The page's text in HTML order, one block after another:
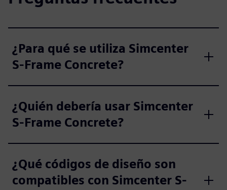
¿Para qué se utiliza Simcenter
S-Frame Concrete?
¿Quién debería usar Simcenter
S-Frame Concrete?
¿Qué códigos de diseño son
compatibles con Simcenter S-